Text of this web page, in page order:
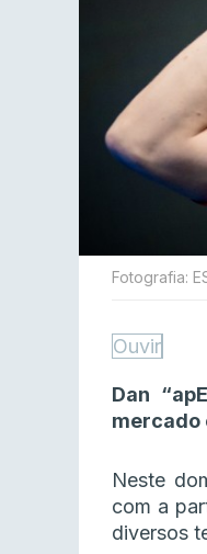
Fotografia:
Ouvir
Dan
mercado
Neste
com a
diversos